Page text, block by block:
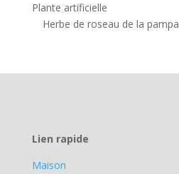
Plante artificielle
Herbe de roseau de la pampa
Lien rapide
Maison